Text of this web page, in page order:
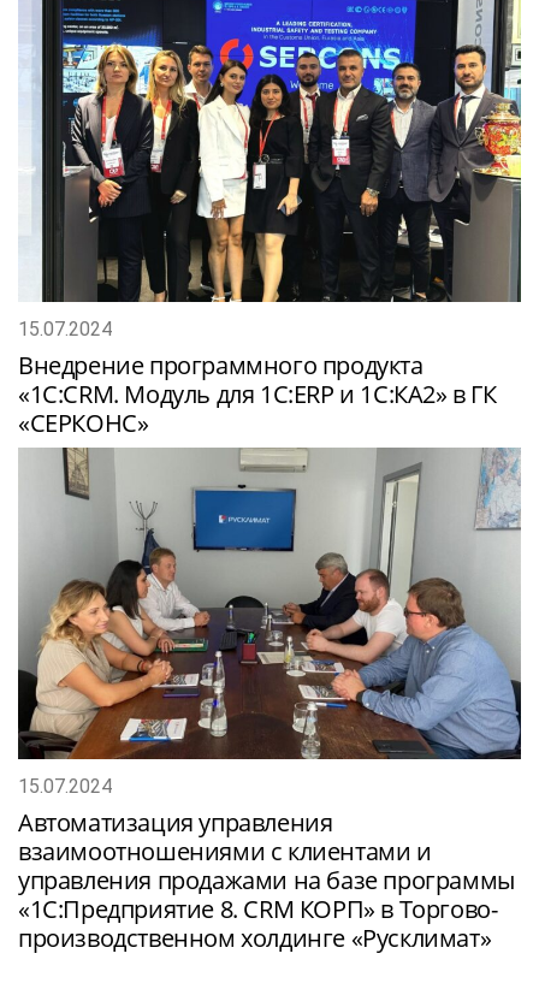
15.07.2024
Внедрение программного продукта
«1С:CRM. Модуль для 1С:ERP и 1С:КА2» в ГК
«СЕРКОНС»
15.07.2024
Автоматизация управления
взаимоотношениями с клиентами и
управления продажами на базе программы
«1С:Предприятие 8. CRM КОРП» в Торгово-
производственном холдинге «Русклимат»